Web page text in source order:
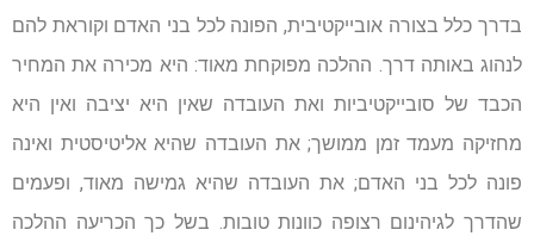
בדרך כלל בצורה אובייקטיבית, הפונה לכל בני האדם וקוראת להם
לנהוג באותה דרך. ההלכה מפוקחת מאוד: היא מכירה את המחיר
הכבד של סובייקטיביות ואת העובדה שאין היא יציבה ואין היא
מחזיקה מעמד זמן ממושך; את העובדה שהיא אליטיסטית ואינה
פונה לכל בני האדם; את העובדה שהיא גמישה מאוד, ופעמים
שהדרך לגיהינום רצופה כוונות טובות. בשל כך הכריעה ההלכה